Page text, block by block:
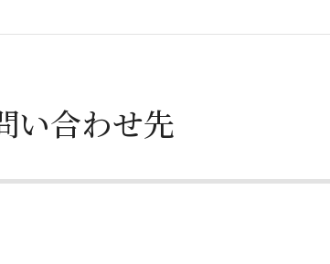
い合わせ先